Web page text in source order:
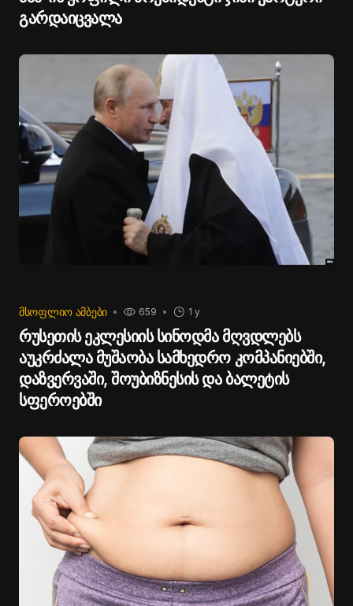
გარდაიცვალა
ᲛᲡᲝᲤᲚᲘᲝ ᲐᲛᲑᲔᲑᲘ 1 y
659
რუსეთის ეკლესიის სინოდმა მღვდლებს
აუკრძალა მუშაობა სამხედრო კომპანიებში,
დაზვერვაში, შოუბიზნესის და ბალეტის
სფეროებში